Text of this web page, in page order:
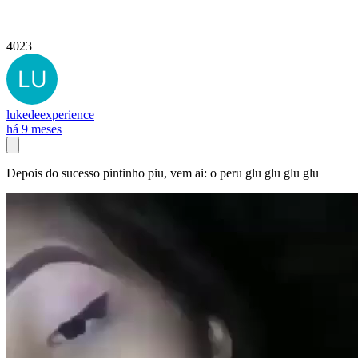
4023
lukedeexperience
há 9 meses
Depois do sucesso pintinho piu, vem ai: o peru glu glu glu glu